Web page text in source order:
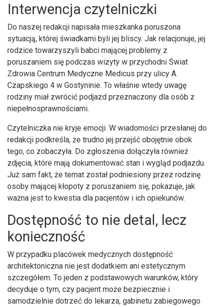
Interwencja czytelniczki
Do naszej redakcji napisała mieszkanka poruszona
sytuacją, której świadkami byli jej bliscy. Jak relacjonuje, jej
rodzice towarzyszyli babci mającej problemy z
poruszaniem się podczas wizyty w przychodni Świat
Zdrowia Centrum Medyczne Medicus przy ulicy A.
Czapskiego 4 w Gostyninie. To właśnie wtedy uwagę
rodziny miał zwrócić podjazd przeznaczony dla osób z
niepełnosprawnościami.
Czytelniczka nie kryje emocji. W wiadomości przesłanej do
redakcji podkreśla, że trudno jej przejść obojętnie obok
tego, co zobaczyła. Do zgłoszenia dołączyła również
zdjęcia, które mają dokumentować stan i wygląd podjazdu.
Już sam fakt, że temat został podniesiony przez rodzinę
osoby mającej kłopoty z poruszaniem się, pokazuje, jak
ważna jest to kwestia dla pacjentów i ich opiekunów.
Dostępność to nie detal, lecz
konieczność
W przypadku placówek medycznych dostępność
architektoniczna nie jest dodatkiem ani estetycznym
szczegółem. To jeden z podstawowych warunków, który
decyduje o tym, czy pacjent może bezpiecznie i
samodzielnie dotrzeć do lekarza, gabinetu zabiegowego